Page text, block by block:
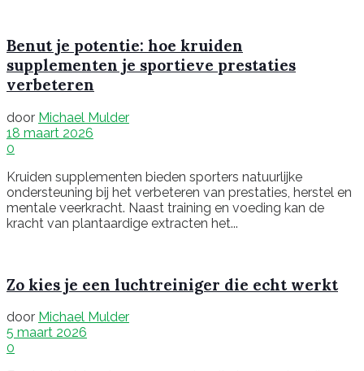
Benut je potentie: hoe kruiden
supplementen je sportieve prestaties
verbeteren
door Michael Mulder
18 maart 2026
0
Kruiden supplementen bieden sporters natuurlijke
ondersteuning bij het verbeteren van prestaties, herstel en
mentale veerkracht. Naast training en voeding kan de
kracht van plantaardige extracten het...
Zo kies je een luchtreiniger die echt werkt
door Michael Mulder
5 maart 2026
0